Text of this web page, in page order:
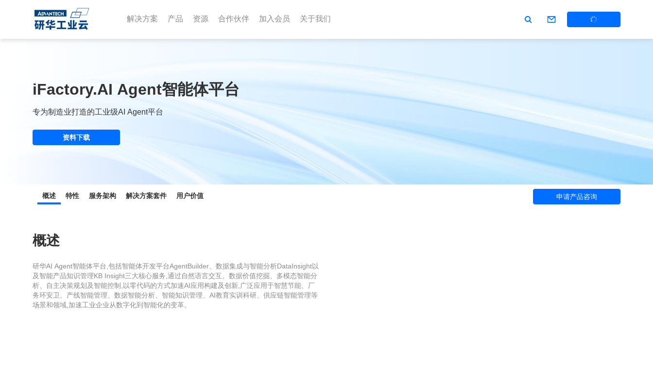
解决方案 产品 资源 合作伙伴 加入会员 关于我们
iFactory.AI Agent智能体平台
专为制造业打造的工业级AI Agent平台
资料下载
概述 特性 服务架构 解决方案套件 用户价值 申请产品咨询
概述
研华AI Agent智能体平台,包括智能体开发平台AgentBuilder、数据集成与智能分析DataInsight以
及智能产品知识管理KB Insight三大核心服务,通过自然语言交互、数据价值挖掘、多模态智能分
析、自主决策规划及智能控制,以零代码的方式加速AI应用构建及创新,广泛应用于智慧节能、厂
务环安卫、产线智能管理、数据智能分析、智能知识管理、AI教育实训科研、供应链智能管理等
场景和领域,加速工业企业从数字化到智能化的变革。